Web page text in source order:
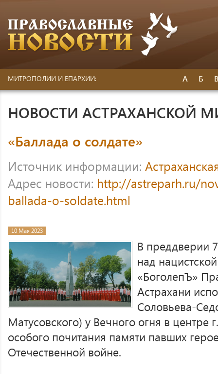
МИТРОПОЛИИ И ЕПАРХИИ: А Б
НОВОСТИ АСТРАХАНСКОЙ
«Баллада о солдате»
Источник информации:
Адрес новости: http://astreparh.ru/
ballada-o-soldate.html
10 Мая 2023
В преддверии
над
«БоголепЪ»
Астрахани
Соловьева-
Матусовского) у Вечного огня в центре
особого почитания памяти павших
Отечественной войне.